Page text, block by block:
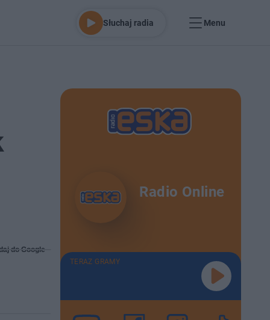
Słuchaj radia Menu
do Google
Radio Online
TERAZ GRAMY